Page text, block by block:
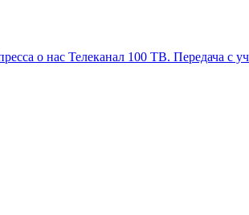
Телеканал 100 ТВ. Передача с